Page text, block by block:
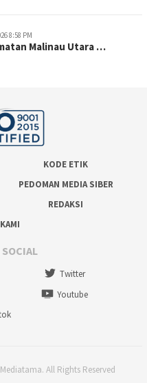
8:58 PM
Malinau Utara …
KODE ETIK
PEDOMAN MEDIA SIBER
REDAKSI
Twitter
Youtube
All Rights Reserved